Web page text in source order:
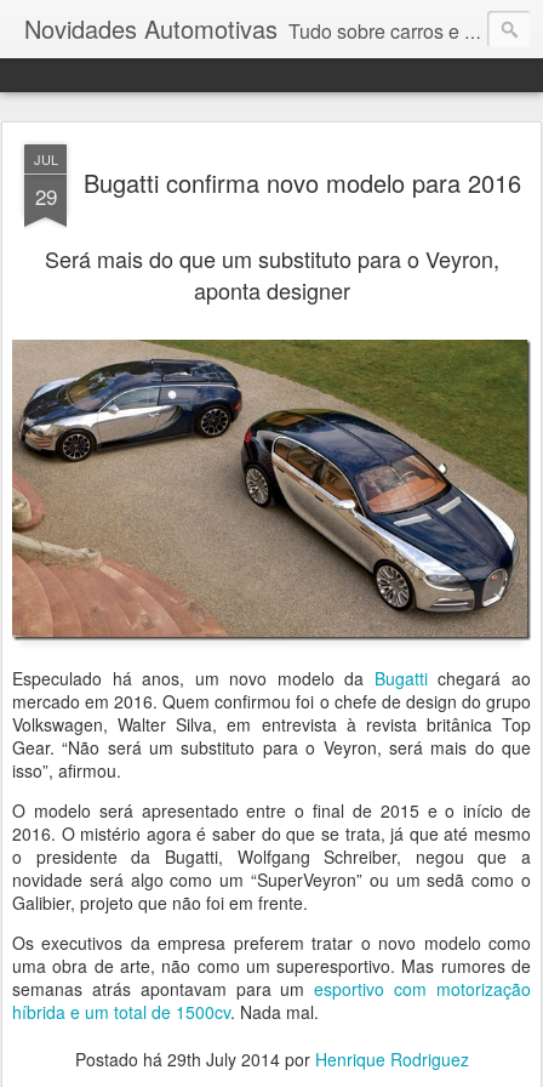
Novidades Automotivas Tudo sobre carros e motores
JUL
29 Bugatti confirma novo modelo para 2016
Será mais do que um substituto para o Veyron,
aponta designer
Especulado há anos, um novo modelo da Bugattichegará ao
mercado em 2016. Quem confirmou foi o chefe de design do grupo
Volkswagen, Walter Silva, em entrevista à revista britânica Top
Gear. “Não será um substituto para o Veyron, será mais do que
isso”, afirmou.
O modelo será apresentado entre o final de 2015 e o início de
2016. O mistério agora é saber do que se trata, já que até mesmo
o presidente da Bugatti, Wolfgang Schreiber, negou que a
novidade será algo como um “SuperVeyron” ou um sedã como o
Galibier, projeto que não foi em frente.
Os executivos da empresa preferem tratar o novo modelo como
uma obra de arte, não como um superesportivo. Mas rumores de
semanas atrás apontavam para umesportivo com motorização
híbrida e um total de 1500cv. Nada mal.
Postado há 29th July 2014por Henrique Rodriguez